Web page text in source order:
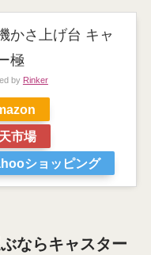
かさ上げ台 キャ
極
by Rinker
市場
ショッピング
ならキャスター